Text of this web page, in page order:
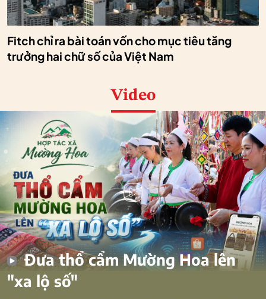
Fitch chỉ ra bài toán vốn cho mục tiêu tăng
trưởng hai chữ số của Việt Nam
Video
Đưa thổ cẩm Mường Hoa lên
"xa lộ số"